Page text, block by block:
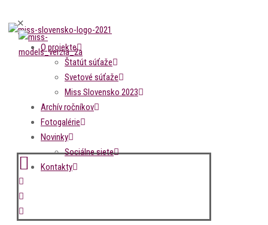
✕
O projekte
Štatút súťaže
Svetové súťaže
Miss Slovensko 2023
Archív ročníkov
Fotogalérie
Novinky
Sociálne siete
Kontakty